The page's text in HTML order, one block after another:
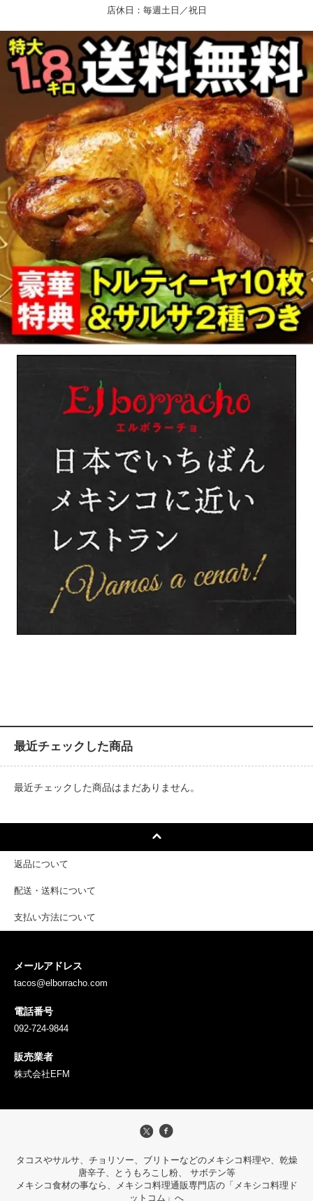
店休日：毎週土日／祝日
最近チェックした商品
最近チェックした商品はまだありません。
返品について
配送・送料について
支払い方法について
メールアドレス
tacos@elborracho.com
電話番号
092-724-9844
販売業者
株式会社EFM
タコスやサルサ、チョリソー、ブリトーなどのメキシコ料理や、乾燥
唐辛子、とうもろこし粉、 サボテン等
メキシコ食材の事なら、メキシコ料理通販専門店の「メキシコ料理ド
ットコム」へ